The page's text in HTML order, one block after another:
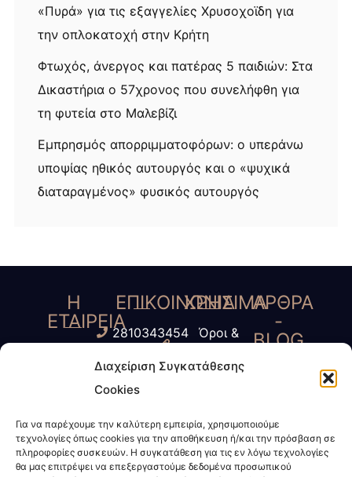
Διαχείριση Συγκατάθεσης
Cookies
Για να παρέχουμε την καλύτερη εμπειρία, χρησιμοποιούμε
τεχνολογίες όπως cookies για την αποθήκευση ή/και την πρόσβαση σε
πληροφορίες συσκευών. Η συγκατάθεση για τις εν λόγω τεχνολογίες
θα μας επιτρέψει να επεξεργαστούμε δεδομένα προσωπικού
«Πυρά» για τις εξαγγελίες Χρυσοχοϊδη για
την οπλοκατοχή στην Κρήτη
Φτωχός, άνεργος και πατέρας 5 παιδιών: Στα
Δικαστήρια ο 57χρονος που συνελήφθη για
τη φυτεία στο Μαλεβίζι
Εμπρησμός απορριμματοφόρων: ο υπεράνω
υποψίας ηθικός αυτουργός και ο «ψυχικά
διαταραγμένος» φυσικός αυτουργός
Η
ΕΤΑΙΡΕΙΑ
Κοκοσάλης
Παπαδάκη
&
Συνεργάτες
ΕΠΙΚΟΙΝΩΝΙΑ
2810343454
www.kokosalis.gr
ΧΡΗΣΙΜΑ
Όροι &
Πολιτική
Cookies
ΑΡΘΡΑ
-
BLOG
Νέα -
Επικαιρότητα